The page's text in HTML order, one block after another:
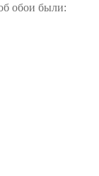
обои были: